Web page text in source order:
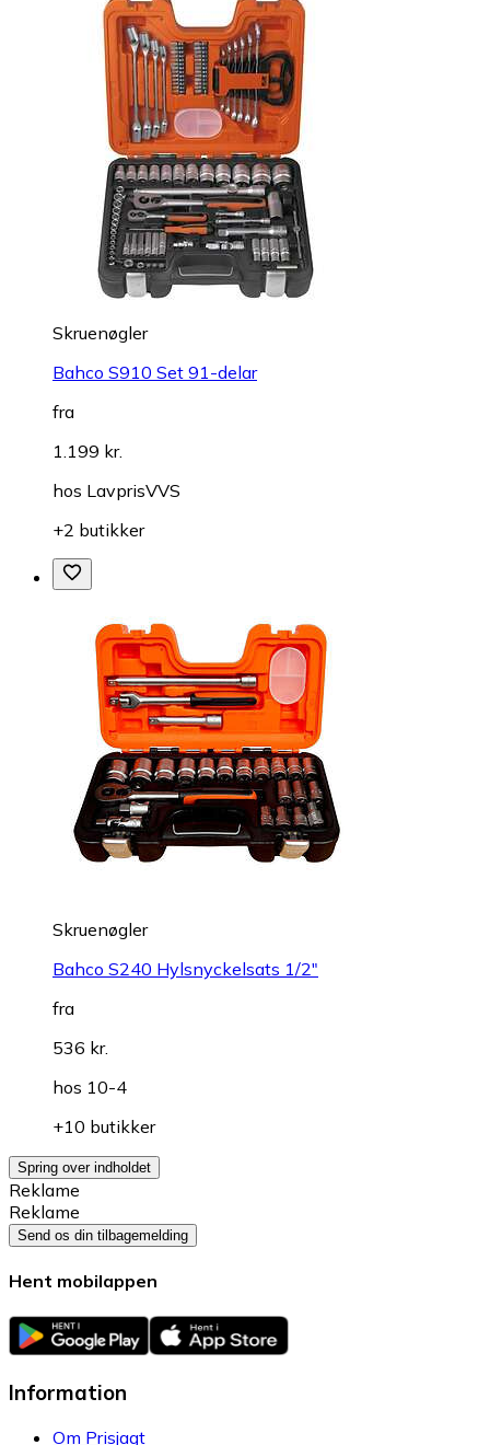
Skruenøgler
Bahco S910 Set 91-delar
fra
1.199 kr.
hos LavprisVVS
+2 butikker
Skruenøgler
Bahco S240 Hylsnyckelsats 1/2"
fra
536 kr.
hos 10-4
+10 butikker
Spring over indholdet
Reklame
Reklame
Send os din tilbagemelding
Hent mobilappen
Information
Om Prisjagt